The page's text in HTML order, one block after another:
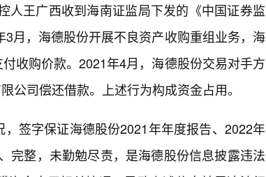
人王广西收到海南证监局下发的《中国证券监
月，海德股份开展不良资产收购重组业务，海
收购价款。2021年4月，海德股份交易对手方
公司偿还借款。上述行为构成资金占用。
签字保证海德股份2021年年度报告、2022年
完整，未勤勉尽责，是海德股份信息披露违法